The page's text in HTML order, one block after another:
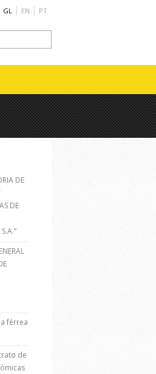
GL EN PT
DE
DE
férrea
de